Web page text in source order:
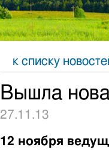
к списку
Вышла
27.11.13
12 ноября